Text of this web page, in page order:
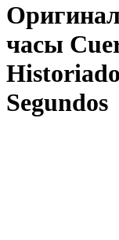
часы
Segundos